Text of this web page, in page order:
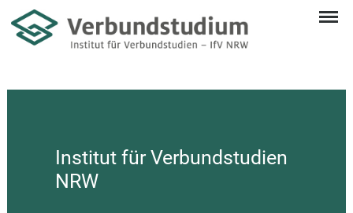
Institut für Verbund­studien
NRW